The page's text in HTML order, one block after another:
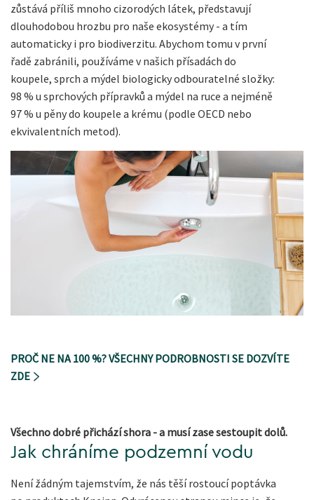
zůstává příliš mnoho cizorodých látek, představují
dlouhodobou hrozbu pro naše ekosystémy - a tím
automaticky i pro biodiverzitu. Abychom tomu v první
řadě zabránili, používáme v našich přísadách do
koupele, sprch a mýdel biologicky odbouratelné složky:
98 % u sprchových přípravků a mýdel na ruce a nejméně
97 % u pěny do koupele a krému (podle OECD nebo
ekvivalentních metod).
PROČ NE NA 100 %? VŠECHNY PODROBNOSTI SE DOZVÍTE
ZDE
Všechno dobré přichází shora - a musí zase sestoupit dolů.
Jak chráníme podzemní vodu
Není žádným tajemstvím, že nás těší rostoucí poptávka